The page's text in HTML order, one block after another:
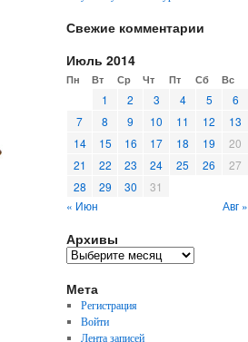
Свежие комментарии
Июль 2014
Пн Вт Ср Чт Пт Сб Вс
1 2 3 4 5
6
7
8 9 10 11 12
13
14
15 16 17 18 19
20
21
22 23 24 25 26
27
28
29 30
31
« Июн
Авг »
Архивы
Архивы
Мета
Регистрация
Войти
Лента записей